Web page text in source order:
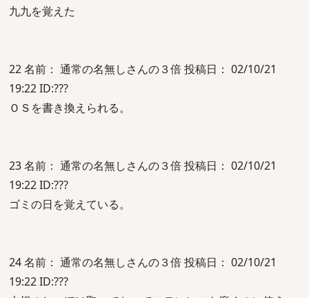
九九を覚えた
22 名前： 通常の名無しさんの３倍 投稿日： 02/10/21
19:22 ID:???
ＯＳを書き換えられる。
23 名前： 通常の名無しさんの３倍 投稿日： 02/10/21
19:22 ID:???
ゴミの日を覚えている。
24 名前： 通常の名無しさんの３倍 投稿日： 02/10/21
19:22 ID:???